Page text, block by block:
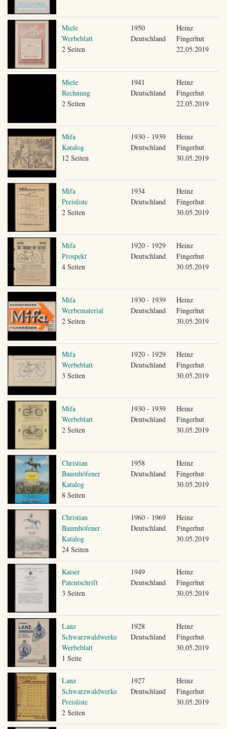
Miele
Werbeblatt
2 Seiten
1950
Deutschland
Heinz
Fingerhut
22.05.2019
Miele
Rechnung
2 Seiten
1941
Deutschland
Heinz
Fingerhut
22.05.2019
Mifa
Katalog
12 Seiten
1930 - 1939
Deutschland
Heinz
Fingerhut
30.05.2019
Mifa
Preisliste
2 Seiten
1934
Deutschland
Heinz
Fingerhut
30.05.2019
Mifa
Prospekt
4 Seiten
1920 - 1929
Deutschland
Heinz
Fingerhut
30.05.2019
Mifa
Werbematerial
2 Seiten
1930 - 1939
Deutschland
Heinz
Fingerhut
30.05.2019
Mifa
Werbeblatt
3 Seiten
1920 - 1929
Deutschland
Heinz
Fingerhut
30.05.2019
Mifa
Werbeblatt
2 Seiten
1930 - 1939
Deutschland
Heinz
Fingerhut
30.05.2019
Christian
Baumhöfener
Katalog
8 Seiten
1958
Deutschland
Heinz
Fingerhut
30.05.2019
Christian
Baumhöfener
Katalog
24 Seiten
1960 - 1969
Deutschland
Heinz
Fingerhut
30.05.2019
Kaiser
Patentschrift
3 Seiten
1949
Deutschland
Heinz
Fingerhut
30.05.2019
Lanz
Schwarzwaldwerke
Werbeblatt
1 Seite
1928
Deutschland
Heinz
Fingerhut
30.05.2019
Lanz
Schwarzwaldwerke
Preisliste
2 Seiten
1927
Deutschland
Heinz
Fingerhut
30.05.2019